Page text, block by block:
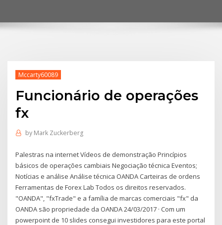
Mccarty60089
Funcionário de operações
fx
by Mark Zuckerberg
Palestras na internet Vídeos de demonstração Princípios
básicos de operações cambiais Negociação técnica Eventos;
Notícias e análise Análise técnica OANDA Carteiras de ordens
Ferramentas de Forex Lab Todos os direitos reservados.
"OANDA", "fxTrade" e a família de marcas comerciais "fx" da
OANDA são propriedade da OANDA 24/03/2017 · Com um
powerpoint de 10 slides consegui investidores para este portal